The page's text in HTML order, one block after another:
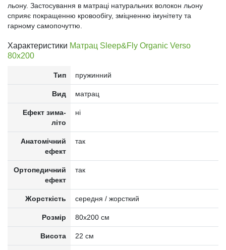
льону. Застосування в матраці натуральних волокон льону
сприяє покращенню кровообігу, зміцненню імунітету та
гарному самопочуттю.
Характеристики Матрац Sleep&Fly Organic Verso
80x200
Тип пружинний
Вид матрац
Ефект зима-
літо
ні
Анатомічний
ефект
так
Ортопедичний
ефект
так
Жорсткість середня / жорсткий
Розмір 80x200 см
Висота 22 см